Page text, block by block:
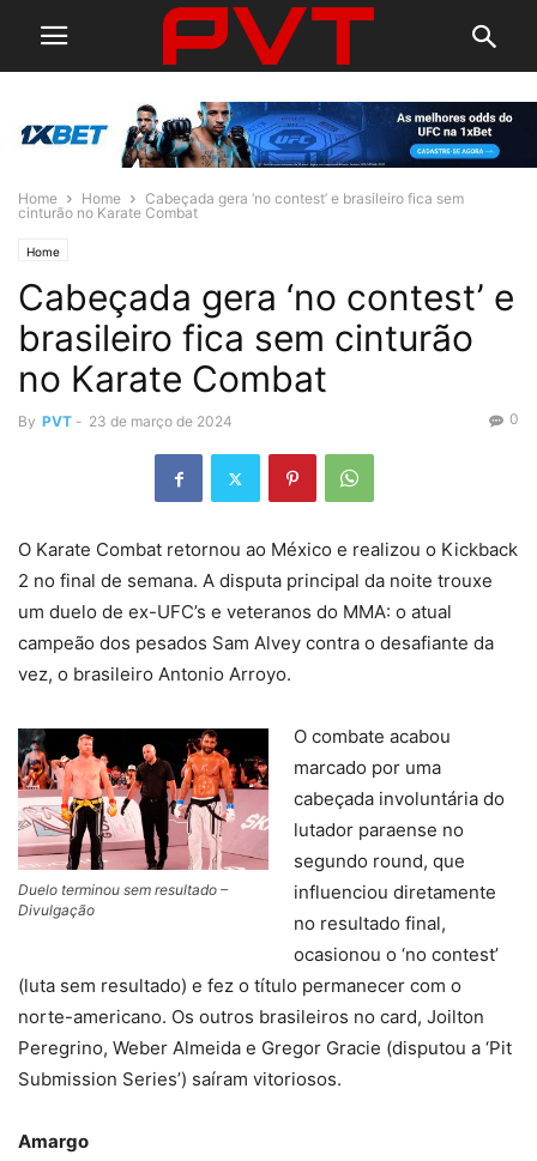
Home Home
Cabeçada gera ‘no contest’ e brasileiro fica sem
cinturão no Karate Combat
Home
Cabeçada gera ‘no contest’ e
brasileiro fica sem cinturão
no Karate Combat
By PVT - 23 de março de 2024 0
O Karate Combat retornou ao México e realizou o Kickback
2 no final de semana. A disputa principal da noite trouxe
um duelo de ex-UFC’s e veteranos do MMA: o atual
campeão dos pesados Sam Alvey contra o desafiante da
vez, o brasileiro Antonio Arroyo.
Duelo terminou sem resultado –
Divulgação
O combate acabou
marcado por uma
cabeçada involuntária do
lutador paraense no
segundo round, que
influenciou diretamente
no resultado final,
ocasionou o ‘no contest’
(luta sem resultado) e fez o título permanecer com o
norte-americano. Os outros brasileiros no card, Joilton
Peregrino, Weber Almeida e Gregor Gracie (disputou a ‘Pit
Submission Series’) saíram vitoriosos.
Amargo